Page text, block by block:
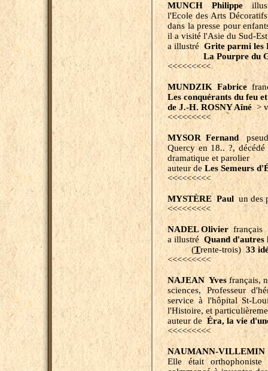
MUNCH Philippe
l'Ecole des Arts
dans la presse pour
il a visité l'Asie du Sud-
a illustré Grite parmi les
La Pourpre du
<<<<<<<<<
MUNDZIK Fabrice
Les conquérants du feu
de J.-H. ROSNY Aîné>
<<<<<<<<<
MYSOR Fernand
Quercy en 18.. ?,
dramatique et parolier
auteur de Les Semeurs
<<<<<<<<<
MYSTÈRE Paul un des
<<<<<<<<<
NADEL Olivier français
a illustré Quand d'autres
(Trente-trois)33
<<<<<<<<<
NAJEAN Yvesfrançais,
sciences, Professeur
service à l'hôpital St-
l'Histoire, et
auteur de Éra, la vie
<<<<<<<<<
NAUMANN-VILLEMIN
Elle était